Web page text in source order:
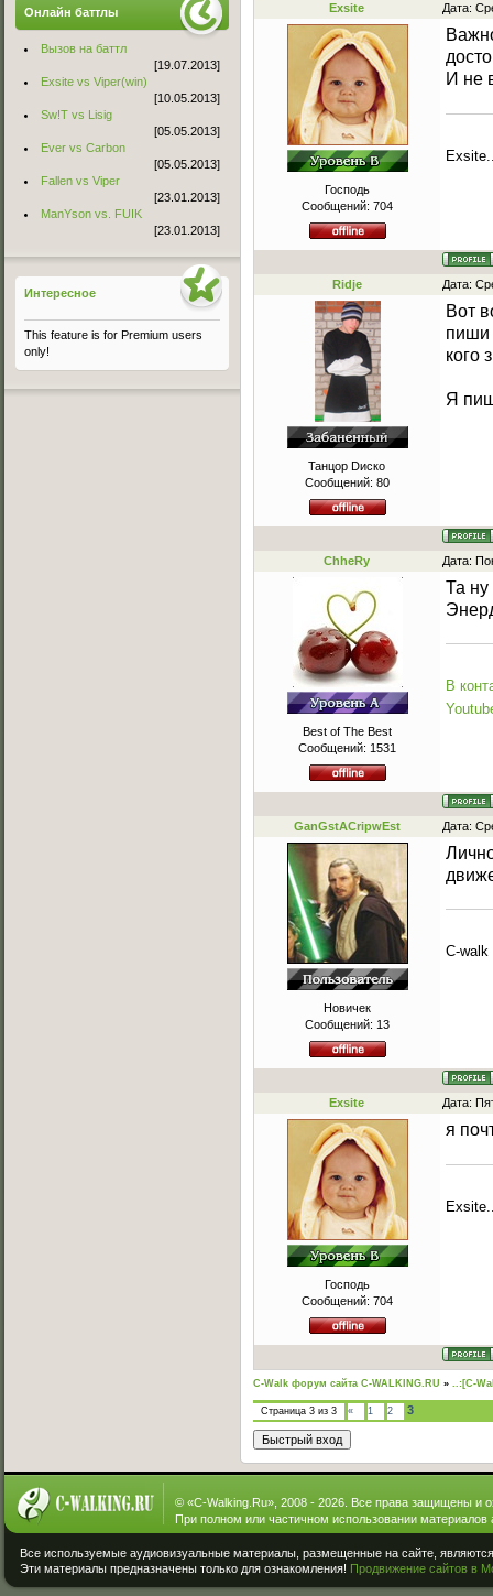
Exsite Дата:
Господь
Сообщений: 704
И не
Ridje Дата:
Танцор Dиско
Сообщений: 80
Вот
пиши
кого
Я
ChheRy Дата:
Best of The Best
Сообщений: 1531
Та ну
В
GanGstACripwEst Дата:
Новичек
Сообщений: 13
C-
Exsite Дата:
Господь
Сообщений: 704
я
C-Walk форум сайта C-WALKING.RU » ..:[C-
Страница 3 из 3 « 1 2 3
Онлайн баттлы
Вызов на баттл
[19.07.2013]
Exsite vs Viper(win)
[10.05.2013]
Sw!T vs Lisig
[05.05.2013]
Ever vs Carbon
[05.05.2013]
Fallen vs Viper
[23.01.2013]
ManYson vs. FUIK
[23.01.2013]
Интересное
This feature is for Premium users
only!
© «C-Walking.Ru», 2008 - 2026. Все права защищены и
При полном или частичном использовании материалов
Все используемые аудиовизуальные материалы, размещенные на сайте,
Эти материалы предназначены только для ознакомления! Продвижение сайтов в